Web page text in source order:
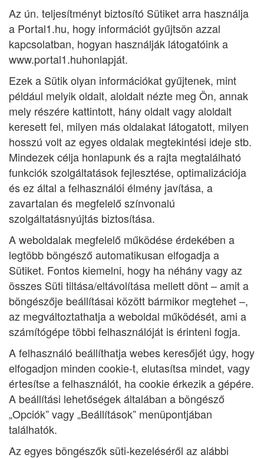
Az ún. teljesítményt biztosító Sütiket arra használja
a Portal1.hu, hogy információt gyűjtsön azzal
kapcsolatban, hogyan használják látogatóink a
www.portal1.huhonlapját.
Ezek a Sütik olyan információkat gyűjtenek, mint
például melyik oldalt, aloldalt nézte meg Ön, annak
mely részére kattintott, hány oldalt vagy aloldalt
keresett fel, milyen más oldalakat látogatott, milyen
hosszú volt az egyes oldalak megtekintési ideje stb.
Mindezek célja honlapunk és a rajta megtalálható
funkciók szolgáltatások fejlesztése, optimalizációja
és ez által a felhasználói élmény javítása, a
zavartalan és megfelelő színvonalú
szolgáltatásnyújtás biztosítása.
A weboldalak megfelelő működése érdekében a
legtöbb böngésző automatikusan elfogadja a
Sütiket. Fontos kiemelni, hogy ha néhány vagy az
összes Süti tiltása/eltávolítása mellett dönt – amit a
böngészője beállításai között bármikor megtehet –,
az megváltoztathatja a weboldal működését, ami a
számítógépe többi felhasználóját is érinteni fogja.
A felhasználó beállíthatja webes keresőjét úgy, hogy
elfogadjon minden cookie-t, elutasítsa mindet, vagy
értesítse a felhasználót, ha cookie érkezik a gépére.
A beállítási lehetőségek általában a böngésző
„Opciók” vagy „Beállítások” menüpontjában
találhatók.
Az egyes böngészők süti-kezeléséről az alábbi